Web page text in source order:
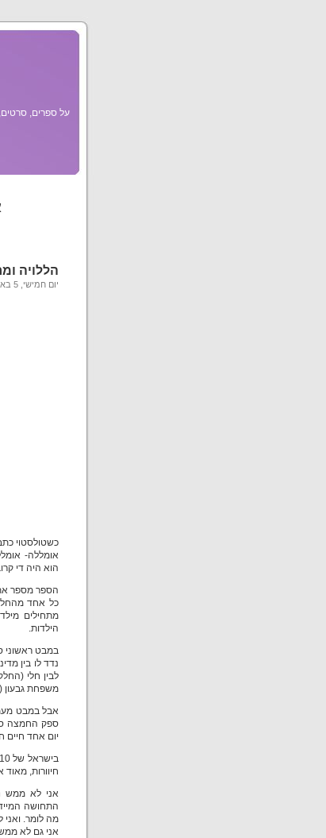
על ספרים,
הללויה
יום חמישי, 5 באוגוסט, 2010
כשטולסטוי
הוא היה די
הספר מספר
כל אחד
מתחילים
הילדות.
במבט ראשוני
לבין חלי
משפחת גבעון
אבל במבט
ספק החמצה
יום אחד חיים
חיוורות,
אני לא ממש
התחושה
מה לומר. ואני
אני גם לא